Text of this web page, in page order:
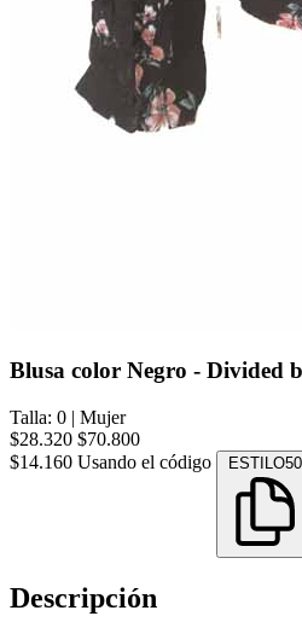
Blusa color Negro - Divided
Talla: 0 | Mujer
$28.320 $70.800
$14.160 Usando el código ESTILO50
Descripción